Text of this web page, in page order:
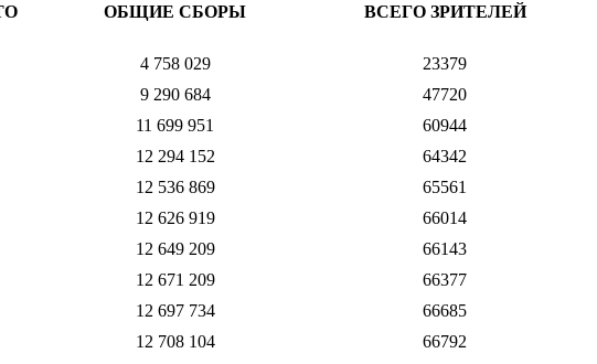
ОБЩИЕ СБОРЫ ВСЕГО ЗРИТЕЛЕЙ
4 758 029
23379
9 290 684
47720
11 699 951
60944
12 294 152
64342
12 536 869
65561
12 626 919
66014
12 649 209
66143
12 671 209
66377
12 697 734
66685
12 708 104
66792